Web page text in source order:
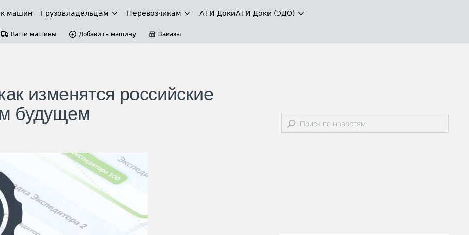
машин Грузовладельцам Перевозчикам АТИ-ДокиАТИ-Доки (ЭДО)
Ваши машины Добавить машину Заказы
изменятся российские
будущем